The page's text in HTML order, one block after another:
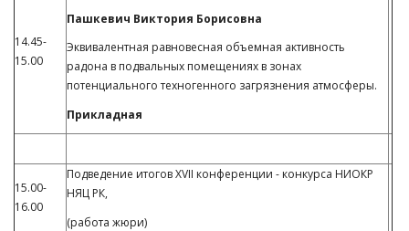
14.45-
15.00
Пашкевич Виктория Борисовна
Эквивалентная равновесная объемная активность
радона в подвальных помещениях в зонах
потенциального техногенного загрязнения атмосферы.
Прикладная
15.00-
16.00
Подведение итогов XVII конференции - конкурса НИОКР
НЯЦ РК,
(работа жюри)